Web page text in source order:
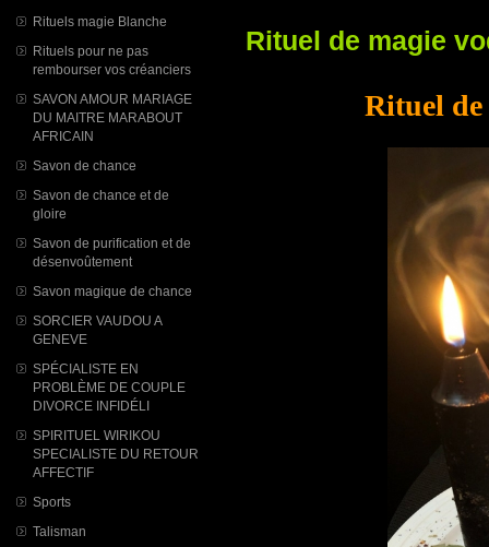
Rituels magie Blanche
Rituels pour ne pas
rembourser vos créanciers
SAVON AMOUR MARIAGE
DU MAITRE MARABOUT
AFRICAIN
Savon de chance
Savon de chance et de
gloire
Savon de purification et de
désenvoûtement
Savon magique de chance
SORCIER VAUDOU A
GENEVE
SPÉCIALISTE EN
PROBLÈME DE COUPLE
DIVORCE INFIDÉLI
SPIRITUEL WIRIKOU
SPECIALISTE DU RETOUR
AFFECTIF
Sports
Talisman
Rituel de magie
Rituel